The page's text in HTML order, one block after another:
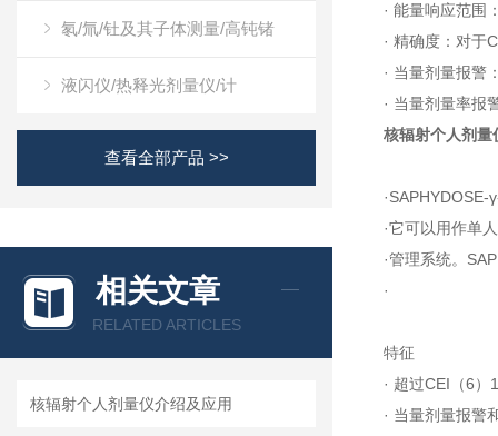
氡/氚/钍及其子体测量/高钝锗
液闪仪/热释光剂量仪/计
查看全部产品 >>
相关文章
RELATED ARTICLES
核辐射个人剂量仪介绍及应用
· 能量响应范围
· 精确度：对于
· 当量剂量报警
· 当量剂量率报
核辐射个人剂量
·它可以用作单
·管理系统。
·
特征
· 超过CEI（6
· 当量剂量报警